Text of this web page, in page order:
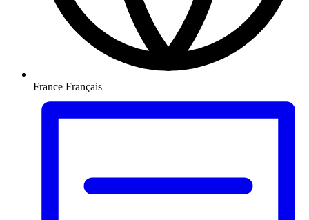
France Français